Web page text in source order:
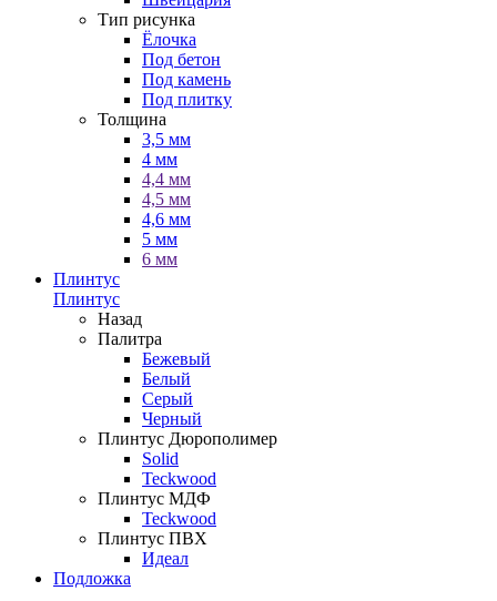
Тип рисунка
Ёлочка
Под бетон
Под камень
Под плитку
Толщина
3,5 мм
4 мм
4,4 мм
4,5 мм
4,6 мм
5 мм
6 мм
Плинтус
Плинтус
Назад
Палитра
Бежевый
Белый
Серый
Черный
Плинтус Дюрополимер
Solid
Teckwood
Плинтус МДФ
Teckwood
Плинтус ПВХ
Идеал
Подложка